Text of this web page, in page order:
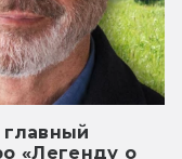
«Легенду о